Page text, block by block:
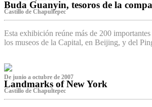
Buda Guanyin, tesoros de la
Castillo de Chapultepec
Esta exhibición reúne más de 200
los museos de la Capital, en Beijing, y del
De junio a octubre de 2007
Landmarks of New York
Castillo de Chapultepec